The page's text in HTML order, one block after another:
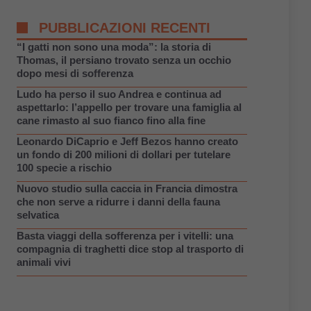
PUBBLICAZIONI RECENTI
“I gatti non sono una moda”: la storia di
Thomas, il persiano trovato senza un occhio
dopo mesi di sofferenza
Ludo ha perso il suo Andrea e continua ad
aspettarlo: l’appello per trovare una famiglia al
cane rimasto al suo fianco fino alla fine
Leonardo DiCaprio e Jeff Bezos hanno creato
un fondo di 200 milioni di dollari per tutelare
100 specie a rischio
Nuovo studio sulla caccia in Francia dimostra
che non serve a ridurre i danni della fauna
selvatica
Basta viaggi della sofferenza per i vitelli: una
compagnia di traghetti dice stop al trasporto di
animali vivi